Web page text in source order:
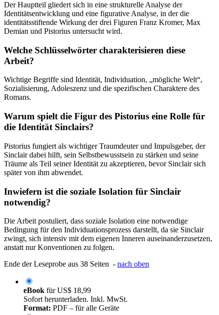
Der Hauptteil gliedert sich in eine strukturelle Analyse der
Identitätsentwicklung und eine figurative Analyse, in der die
identitätsstiftende Wirkung der drei Figuren Franz Kromer, Max
Demian und Pistorius untersucht wird.
Welche Schlüsselwörter charakterisieren diese
Arbeit?
Wichtige Begriffe sind Identität, Individuation, „mögliche Welt“,
Sozialisierung, Adoleszenz und die spezifischen Charaktere des
Romans.
Warum spielt die Figur des Pistorius eine Rolle für
die Identität Sinclairs?
Pistorius fungiert als wichtiger Traumdeuter und Impulsgeber, der
Sinclair dabei hilft, sein Selbstbewusstsein zu stärken und seine
Träume als Teil seiner Identität zu akzeptieren, bevor Sinclair sich
später von ihm abwendet.
Inwiefern ist die soziale Isolation für Sinclair
notwendig?
Die Arbeit postuliert, dass soziale Isolation eine notwendige
Bedingung für den Individuationsprozess darstellt, da sie Sinclair
zwingt, sich intensiv mit dem eigenen Inneren auseinanderzusetzen,
anstatt nur Konventionen zu folgen.
Ende der Leseprobe aus 38 Seiten - nach oben
eBook fürUS$ 18,99
Sofort herunterladen. Inkl. MwSt.
Format: PDF – für alle Geräte